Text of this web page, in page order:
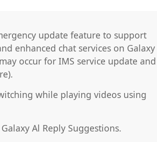
update feature to support
enhanced chat services on Galaxy
occur for IMS service update and
while playing videos using
Al Reply Suggestions.